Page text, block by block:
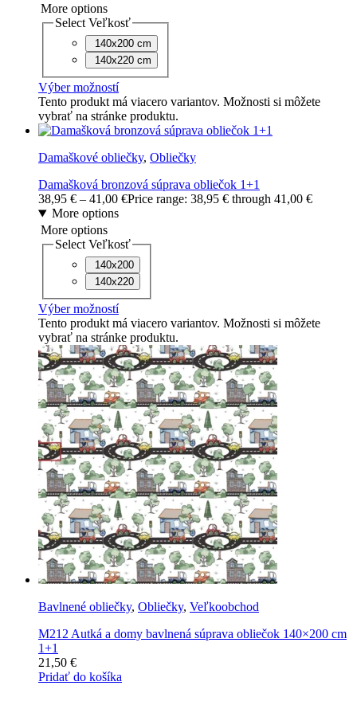
More options
Select Veľkosť
140x200 cm
140x220 cm
Výber možností
Tento produkt má viacero variantov. Možnosti si môžete
vybrať na stránke produktu.
Damaškové obliečky, Obliečky
Damašková bronzová súprava obliečok 1+1
38,95 € – 41,00 €Price range: 38,95 € through 41,00 €
More options
More options
Select Veľkosť
140x200
140x220
Výber možností
Tento produkt má viacero variantov. Možnosti si môžete
vybrať na stránke produktu.
Bavlnené obliečky, Obliečky, Veľkoobchod
M212 Autká a domy bavlnená súprava obliečok 140×200 cm
1+1
21,50 €
Pridať do košíka